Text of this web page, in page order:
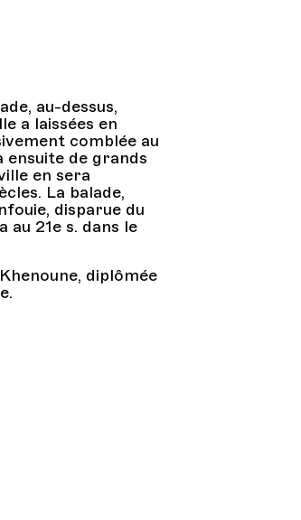
au-dessus,
a laissées en
comblée au
de grands
en sera
La balade,
disparue du
au 21e s. dans le
diplômée